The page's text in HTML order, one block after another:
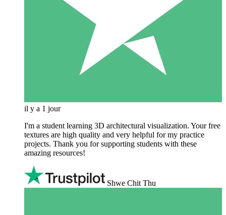
il y a 1 jour
I'm a student learning 3D architectural visualization. Your free
textures are high quality and very helpful for my practice
projects. Thank you for supporting students with these
amazing resources!
Shwe Chit Thu